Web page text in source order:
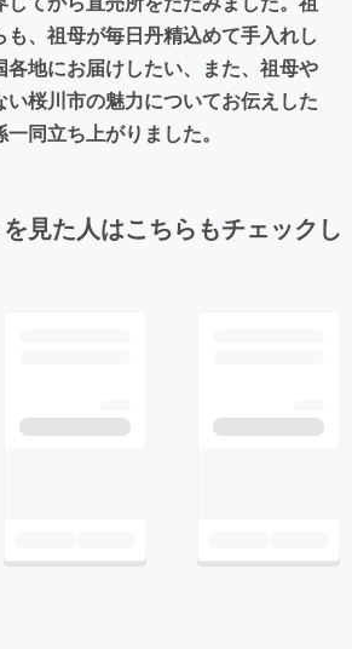
、祖母が毎日丹精込めて手入れし
地にお届けしたい、また、祖母や
桜川市の魅力についてお伝えした
同立ち上がりました。
見た人はこちらもチェックし